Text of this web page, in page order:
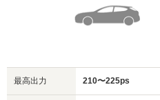
最高出力 210〜225ps